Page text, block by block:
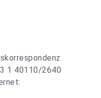
1 40110/2640